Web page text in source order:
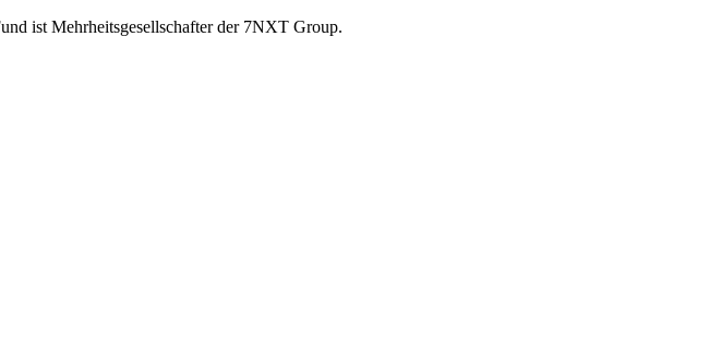
ist Mehrheitsgesellschafter der 7NXT Group.